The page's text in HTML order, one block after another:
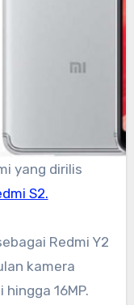
yang dirilis
S2.
Redmi Y2
kamera
16MP.